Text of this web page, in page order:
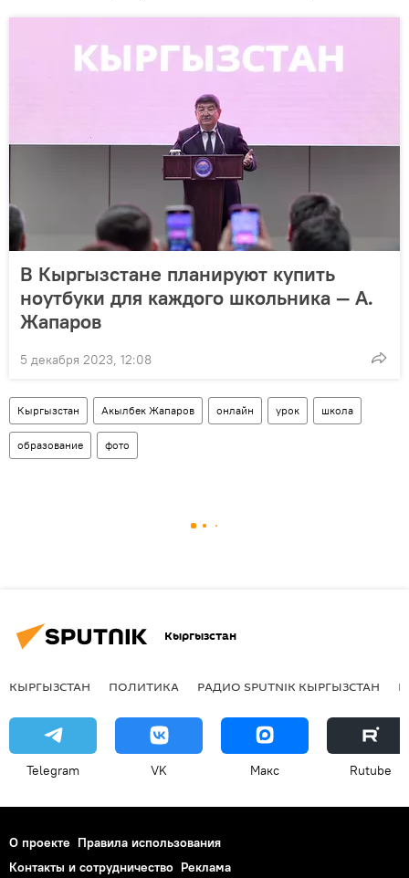
В Кыргызстане планируют купить
ноутбуки для каждого школьника — А.
Жапаров
5 декабря 2023, 12:08
Кыргызстан Акылбек Жапаров онлайн урок школа
образование фото
Кыргызстан
КЫРГЫЗСТАН ПОЛИТИКА РАДИО SPUTNIK КЫРГЫЗСТАН
Telegram VK Макс Rutube
О проекте Правила использования
Контакты и сотрудничество Реклама